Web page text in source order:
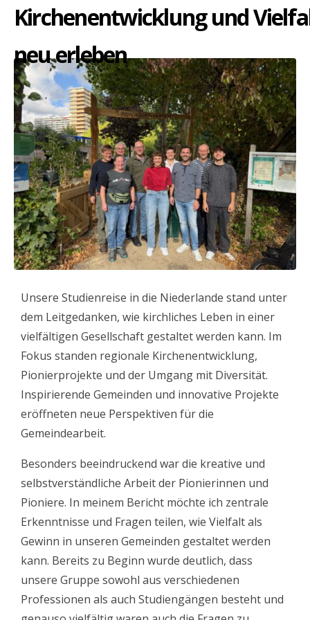
Kirchenentwicklung und
neu erleben
Unsere Studienreise in die Niederlande stand unter
dem Leitgedanken, wie kirchliches Leben in einer
vielfältigen Gesellschaft gestaltet werden kann. Im
Fokus standen regionale Kirchenentwicklung,
Pionierprojekte und der Umgang mit Diversität.
Inspirierende Gemeinden und innovative Projekte
eröffneten neue Perspektiven für die
Gemeindearbeit.
Besonders beeindruckend war die kreative und
selbstverständliche Arbeit der Pionierinnen und
Pioniere. In meinem Bericht möchte ich zentrale
Erkenntnisse und Fragen teilen, wie Vielfalt als
Gewinn in unseren Gemeinden gestaltet werden
kann. Bereits zu Beginn wurde deutlich, dass
unsere Gruppe sowohl aus verschiedenen
Professionen als auch Studiengängen besteht und